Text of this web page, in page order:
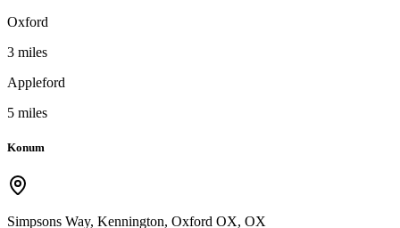
Oxford
3 miles
Appleford
5 miles
Konum
Simpsons Way, Kennington, Oxford OX, OX